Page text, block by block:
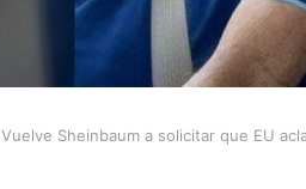
Vuelve Sheinbaum a solicitar que EU